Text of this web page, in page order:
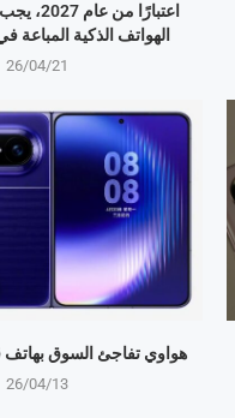
اعتبارًا
الهواتف الذكية المباعة
26/04/21
هواوي تفاجئ السوق بهاتف
26/04/13